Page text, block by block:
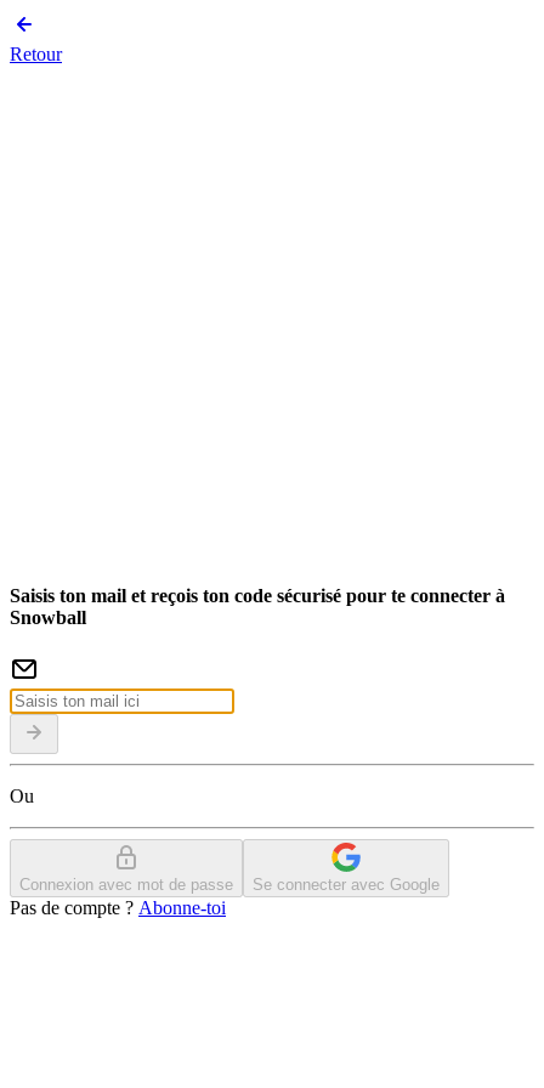
Retour
Saisis ton mail et reçois ton code sécurisé pour te connecter à
Snowball
Ou
Connexion avec mot de passe Se connecter avec Google
Pas de compte ? Abonne-toi